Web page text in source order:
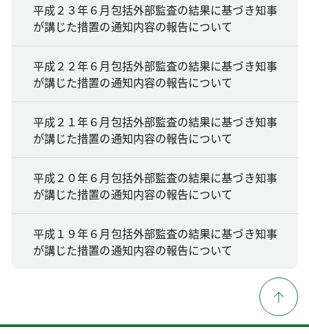
平成２３年６月包括外部監査の結果に基づき知事
が講じた措置の通知内容の報告について
平成２２年６月包括外部監査の結果に基づき知事
が講じた措置の通知内容の報告について
平成２１年６月包括外部監査の結果に基づき知事
が講じた措置の通知内容の報告について
平成２０年６月包括外部監査の結果に基づき知事
が講じた措置の通知内容の報告について
平成１９年６月包括外部監査の結果に基づき知事
が講じた措置の通知内容の報告について